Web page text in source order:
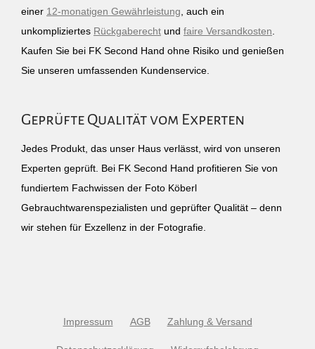
einer 12-monatigen Gewährleistung , auch ein
unkompliziertes Rückgaberecht und faire Versandkosten
Kaufen Sie bei FK Second Hand ohne Risiko und genießen
Sie unseren umfassenden Kundenservice.
Geprüfte Qualität vom Experten
Jedes Produkt, das unser Haus verlässt, wird von unseren
Experten geprüft. Bei FK Second Hand profitieren Sie von
fundiertem Fachwissen der Foto Köberl
Gebrauchtwarenspezialisten und geprüfter Qualität – denn
wir stehen für Exzellenz in der Fotografie.
Impressum AGB Zahlung & Versand